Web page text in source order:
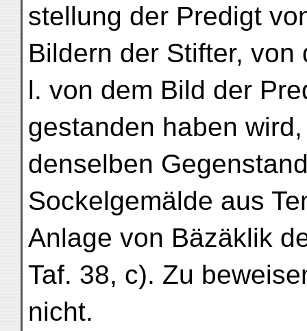
stellung der Predigt
Bildern der Stifter,
l. von dem Bild der
gestanden haben
denselben
Sockelgemälde aus
Anlage von Bäzäklik
Taf. 38, c). Zu
nicht.